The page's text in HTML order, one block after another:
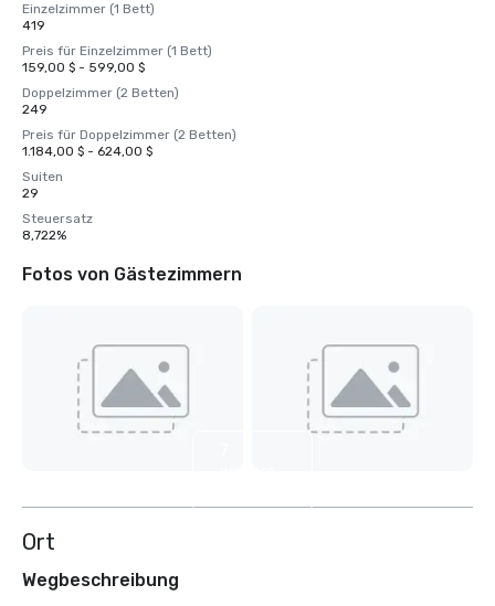
Einzelzimmer (1 Bett)
419
Preis für Einzelzimmer (1 Bett)
159,00 $ - 599,00 $
Doppelzimmer (2 Betten)
249
Preis für Doppelzimmer (2 Betten)
1.184,00 $ - 624,00 $
Suiten
29
Steuersatz
8,722%
Fotos von Gästezimmern
Ort
Wegbeschreibung